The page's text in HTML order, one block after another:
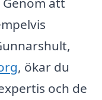
, ökar du
och de